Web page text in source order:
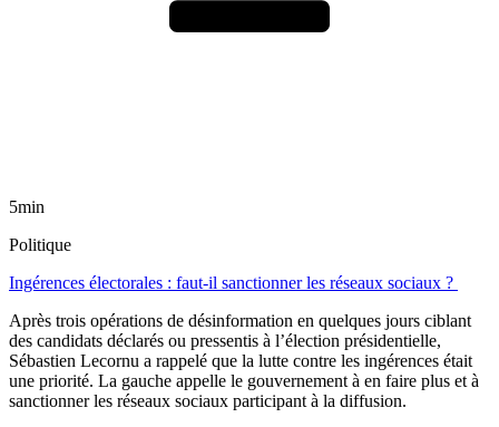
5min
Politique
Ingérences électorales : faut-il sanctionner les réseaux sociaux ?
Après trois opérations de désinformation en quelques jours ciblant
des candidats déclarés ou pressentis à l’élection présidentielle,
Sébastien Lecornu a rappelé que la lutte contre les ingérences était
une priorité. La gauche appelle le gouvernement à en faire plus et à
sanctionner les réseaux sociaux participant à la diffusion.